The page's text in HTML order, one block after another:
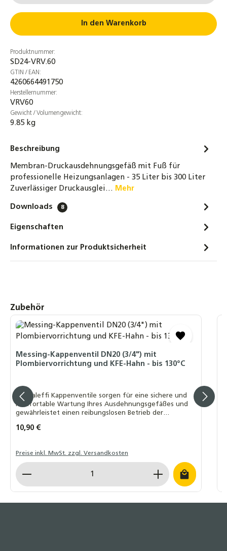
bar für Ausdehnungsgefäße / Gefäßfüller
47,90 €
Ersatzmembran für Heizungs-
Ausdehnungsgefäß 12 - 50 Liter von
AquaSystem
10,90 €
Ersatzmembran für Heizungs-
AquaSystem
23,90 €
MAG Gefäßfüller 400 ml mit
Adapter 6 bar für Ausdehnungsgefäße
58,50 €
In den Warenkorb
Produktnummer:
SD24-VRV.60
GTIN / EAN:
4260664491750
Herstellernummer:
VRV60
Gewicht / Volumengewicht:
9.85 kg
Beschreibung
Membran-Druckausdehnungsgefäß mit Fuß für
professionelle Heizungsanlagen - 35 Liter bis 300 Liter
Zuverlässiger Druckausglei… Mehr
Downloads 8
Eigenschaften
Informationen zur Produktsicherheit
Produktgalerie überspringen
Zubehör
Messing-Kappenventil DN20 (3/4") mit
Plombiervorrichtung und KFE-Hahn - bis 130°C
Die Caleffi Kappenventile sorgen für eine sichere und
komfortable Wartung Ihres Ausdehnungsgefäßes und
gewährleistet einen reibungslosen Betrieb der
Regulärer Preis:
10,90 €
Preise inkl. MwSt. zzgl. Versandkosten
Produkt Anzahl: Gib den gewünschten Wert